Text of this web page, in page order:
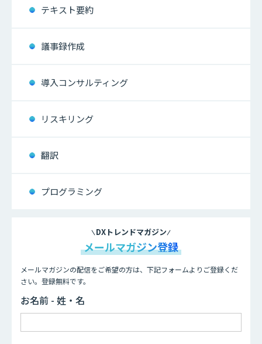
テキスト要約
議事録作成
導入コンサルティング
リスキリング
翻訳
プログラミング
DXトレンドマガジン
メールマガジン登録
メールマガジンの配信をご希望の方は、下記フォームよりご登録くだ
さい。登録無料です。
お名前 - 姓・名